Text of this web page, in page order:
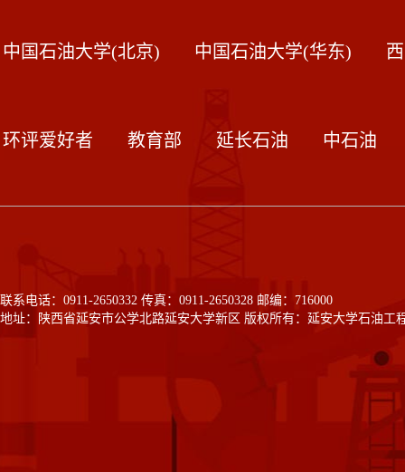
中国石油大学(北京) 中国石油大学(华东)
环评爱好者 教育部 延长石油 中石油
联系电话：0911-2650332 传真：0911-2650328 邮编：716000
地址：陕西省延安市公学北路延安大学新区 版权所有：延安大学石油工